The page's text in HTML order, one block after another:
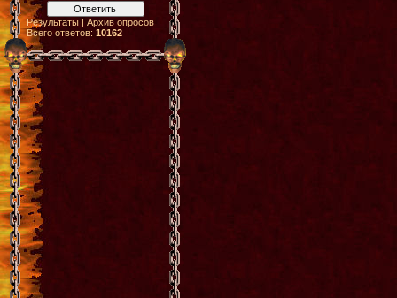
Результаты | Архив опросов
Всего ответов: 10162